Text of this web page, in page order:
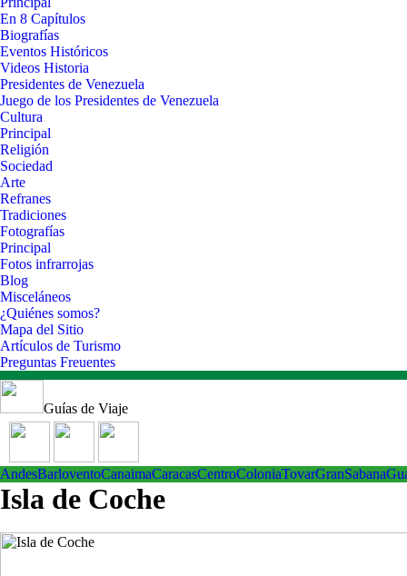
En 8 Capítulos
Biografías
Eventos Históricos
Videos Historia
Presidentes de Venezuela
Juego de los Presidentes de Venezuela
Cultura
Principal
Religión
Sociedad
Arte
Refranes
Tradiciones
Fotografías
Principal
Fotos infrarrojas
Blog
Misceláneos
¿Quiénes somos?
Mapa del Sitio
Artículos de Turismo
Preguntas Freuentes
Guías de Viaje
AndesBarloventoCanaimaCaracasCentroColoniaTovarGranSabana
Isla de Coche